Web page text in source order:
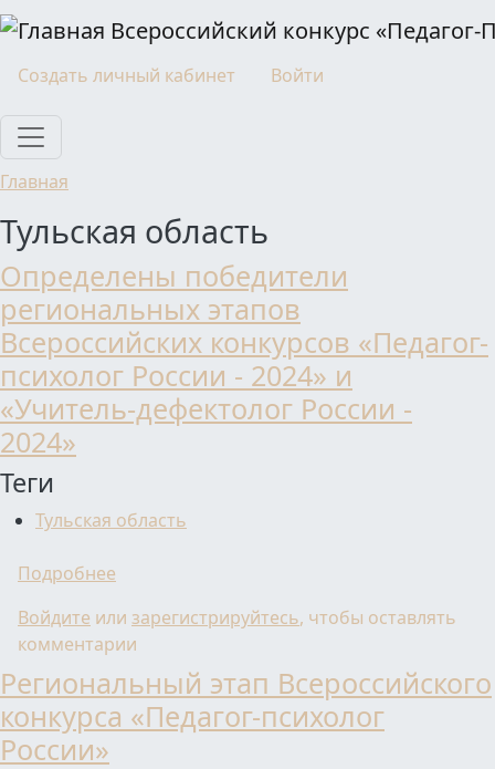
Перейти к основному содержанию
Всероссийский конкурс «Педагог-
Моя учетная запись
Создать личный кабинет Войти
Главная
Тульская область
Определены победители
региональных этапов
Всероссийских конкурсов «Педагог-
психолог России - 2024» и
«Учитель-дефектолог России -
2024»
Теги
Тульская область
Подробнее
Войдите или зарегистрируйтесь, чтобы оставлять
комментарии
Региональный этап Всероссийского
конкурса «Педагог-психолог
России»